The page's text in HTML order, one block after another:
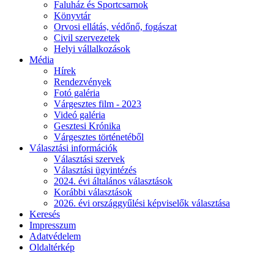
Faluház és Sportcsarnok
Könyvtár
Orvosi ellátás, védőnő, fogászat
Civil szervezetek
Helyi vállalkozások
Média
Hírek
Rendezvények
Fotó galéria
Várgesztes film - 2023
Videó galéria
Gesztesi Krónika
Várgesztes történetéből
Választási információk
Választási szervek
Választási ügyintézés
2024. évi általános választások
Korábbi választások
2026. évi országgyűlési képviselők választása
Keresés
Impresszum
Adatvédelem
Oldaltérkép